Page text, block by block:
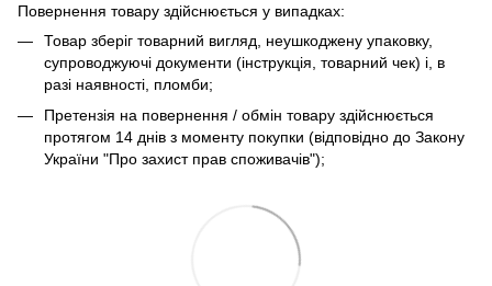
Повернення товару здійснюється у випадках:
Товар зберіг товарний вигляд, неушкоджену упаковку,
супроводжуючі документи (інструкція, товарний чек) і, в
разі наявності, пломби;
Претензія на повернення / обмін товару здійснюється
протягом 14 днів з моменту покупки (відповідно до Закону
України "Про захист прав споживачів");